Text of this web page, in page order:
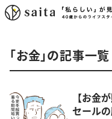
「お金」の記事一覧
【お金
セール